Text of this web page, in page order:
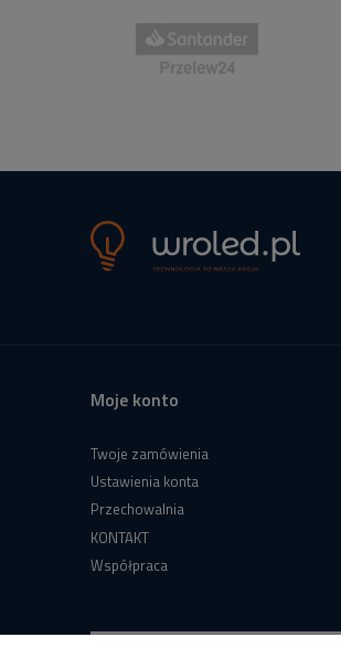
Moje konto
Twoje zamówienia
Ustawienia konta
Przechowalnia
KONTAKT
Współpraca